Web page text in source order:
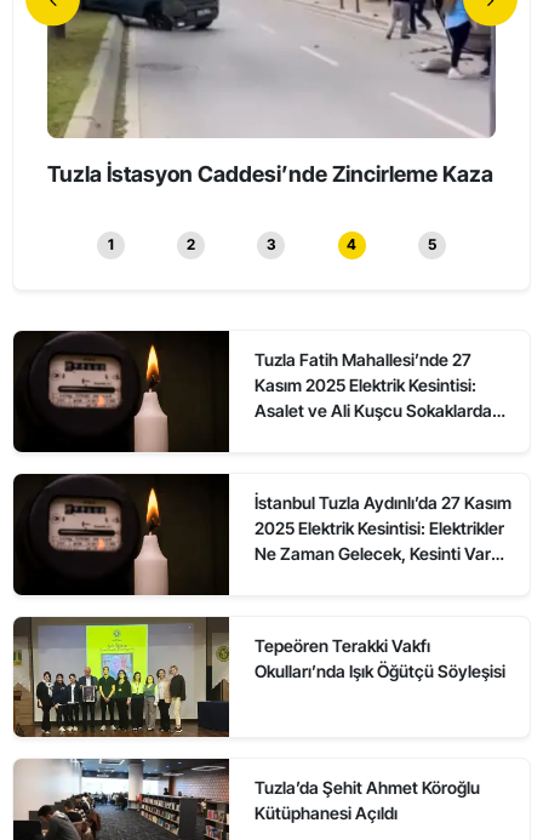
Tuzla İstasyon Caddesi’nde Zincirleme Kaza
1 2 3 4 5
Tuzla Fatih Mahallesi’nde 27
Kasım 2025 Elektrik Kesintisi:
Asalet ve Ali Kuşcu Sokaklarda
İstanbul Tuzla Aydınlı’da 27 Kasım
2025 Elektrik Kesintisi: Elektrikler
Ne Zaman Gelecek, Kesinti Var
Tepeören Terakki Vakfı
Okulları’nda Işık Öğütçü Söyleşisi
Tuzla’da Şehit Ahmet Köroğlu
Kütüphanesi Açıldı